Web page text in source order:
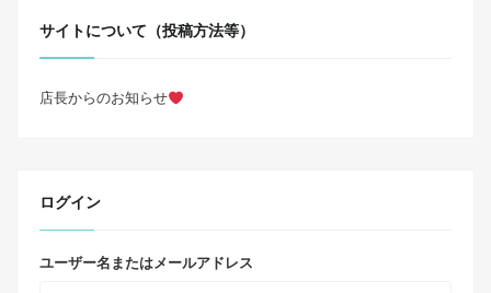
サイトについて（投稿方法等）
店長からのお知らせ
ログイン
ユーザー名またはメールアドレス